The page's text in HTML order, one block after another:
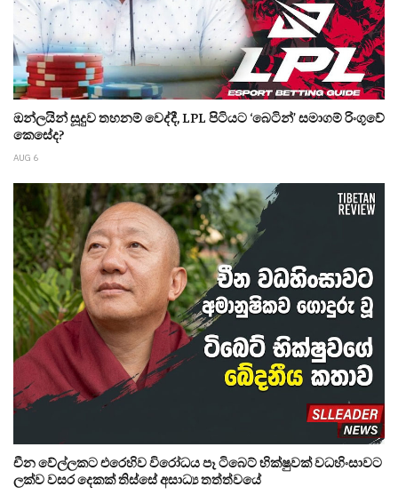
ඔන්ලයින් සූදුව තහනම් වෙද්දී, LPL පිටියට ‘බෙටින්’ සමාගම් රිංගුවේ
කෙසේද?
AUG 6
චීන වේල්ලකට එරෙහිව විරෝධය පෑ ටිබෙට් භික්ෂුවක් වධහිංසාවට
ලක්ව වසර දෙකක් තිස්සේ අසාධ්‍ය තත්ත්වයේ